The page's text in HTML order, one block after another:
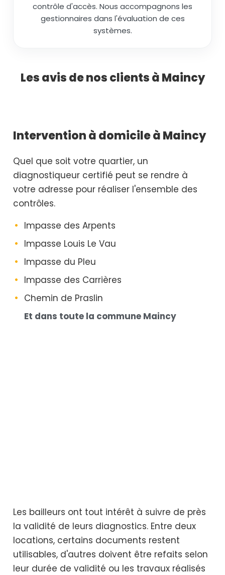
contrôle d'accès. Nous accompagnons les
gestionnaires dans l'évaluation de ces
systèmes.
Les avis de nos clients à Maincy
Intervention à domicile à Maincy
Quel que soit votre quartier, un
diagnostiqueur certifié peut se rendre à
votre adresse pour réaliser l'ensemble des
contrôles.
Impasse des Arpents
Impasse Louis Le Vau
Impasse du Pleu
Impasse des Carrières
Chemin de Praslin
Et dans toute la commune Maincy
Les bailleurs ont tout intérêt à suivre de près
la validité de leurs diagnostics. Entre deux
locations, certains documents restent
utilisables, d'autres doivent être refaits selon
leur durée de validité ou les travaux réalisés